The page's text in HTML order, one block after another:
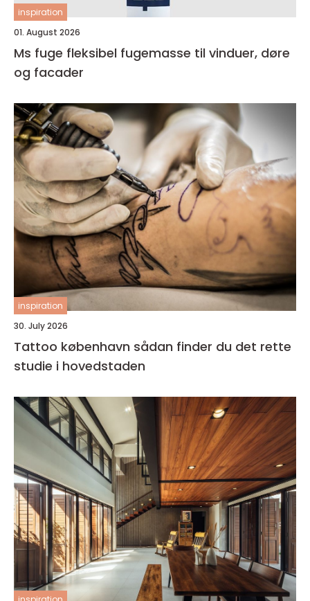
inspiration
01. August 2026
Ms fuge fleksibel fugemasse til vinduer, døre
og facader
inspiration
30. July 2026
Tattoo københavn sådan finder du det rette
studie i hovedstaden